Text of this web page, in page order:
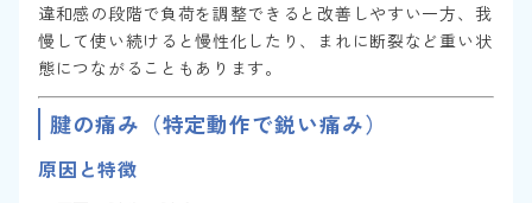
違和感の段階で負荷を調整できると改善しやすい一方、我
慢して使い続けると慢性化したり、まれに断裂など重い状
態につながることもあります。
腱の痛み（特定動作で鋭い痛み）
原因と特徴